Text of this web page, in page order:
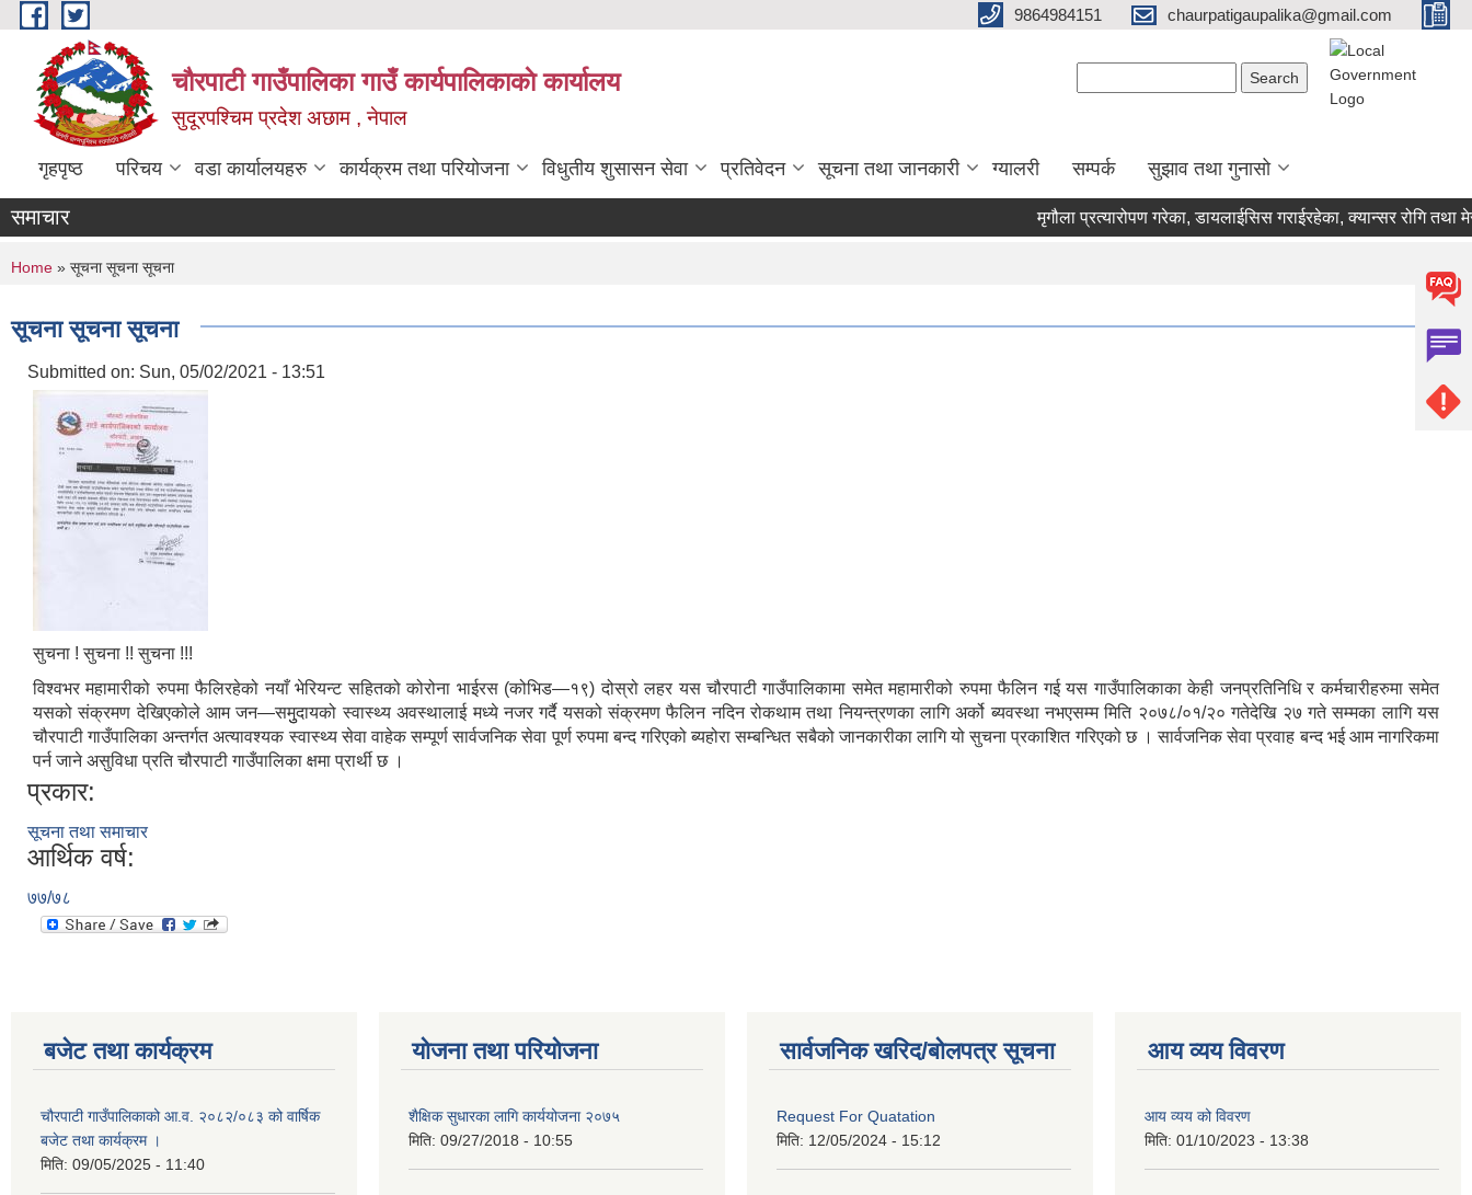
Skip to main content 9864984151 chaurpatigaupalika@gmail.com
चौरपाटी गाउँपालिका गाउँ कार्यपालिकाकाे कार्यालय
सुदूरपश्चिम प्रदेश अछाम , नेपाल
गृहपृष्ठ परिचय वडा कार्यालयहरु कार्यक्रम तथा परियोजना विधुतीय शुसासन सेवा प्रतिवेदन सूचना तथा जानकारी ग्यालरी सम्पर्क सुझाव तथा गुनासो
समाचार मृगौला प्रत्यारोपण गरेका, डायलाईसिस गराईरहेका, क्यान्सर रोगि तथा
You are here
Home » सूचना सूचना सूचना
सूचना सूचना सूचना
Submitted on: Sun, 05/02/2021 - 13:51
सुचना ! सुचना !! सुचना !!!
विश्वभर महामारीको रुपमा फैलिरहेको नयाँ भेरियन्ट सहितको कोरोना भाईरस (कोभिड—१९) दोस्रो लहर यस चौरपाटी गाउँपालिकामा समेत महामारीको रुपमा फैलिन गई यस गाउँपालिकाका केही जनप्रतिनिधि र कर्मचारीहरुमा समेत
यसको संक्रमण देखिएकोले आम जन—समुुदायको स्वास्थ्य अवस्थालाई मध्ये नजर गर्दै यसको संक्रमण फैलिन नदिन रोकथाम तथा नियन्त्रणका लागि अर्को ब्यवस्था नभएसम्म मिति २०७८/०१/२० गतेदेखि २७ गते सम्मका लागि यस
चौरपाटी गाउँपालिका अन्तर्गत अत्यावश्यक स्वास्थ्य सेवा वाहेक सम्पूर्ण सार्वजनिक सेवा पूर्ण रुपमा बन्द गरिएको ब्यहोरा सम्बन्धित सबैको जानकारीका लागि यो सुचना प्रकाशित गरिएको छ । सार्वजनिक सेवा प्रवाह बन्द भई आम नागरिकमा
पर्न जाने असुविधा प्रति चौरपाटी गाउँपालिका क्षमा प्रार्थी छ ।
प्रकार:
सूचना तथा समाचार
आर्थिक वर्ष:
७७/७८
बजेट तथा कार्यक्रम
चौरपाटी गाउँपालिकाको आ.व. २०८२/०८३ को वार्षिक
बजेट तथा कार्यक्रम ।
मिति: 09/05/2025 - 11:40
योजना तथा परियोजना
शैक्षिक सुधारका लागि कार्ययोजना २०७५
मिति: 09/27/2018 - 10:55
सार्वजनिक खरिद/बोलपत्र सूचना
Request For Quatation
मिति: 12/05/2024 - 15:12
आय व्यय विवरण
आय व्यय को विवरण
मिति: 01/10/2023 - 13:38